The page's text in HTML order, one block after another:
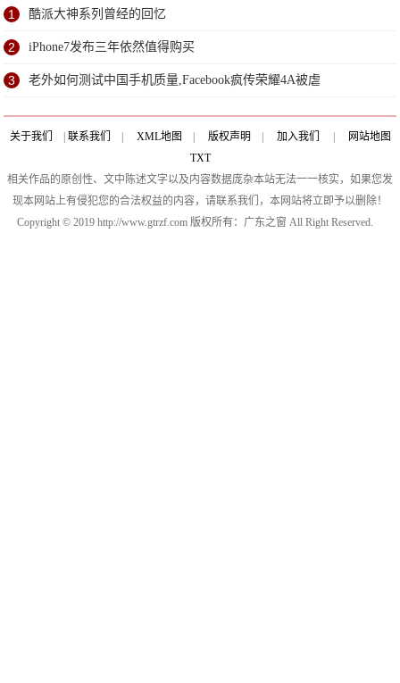
1 酷派大神系列曾经的回忆
2 iPhone7发布三年依然值得购买
3 老外如何测试中国手机质量,Facebook疯传荣耀4A被虐
关于我们 | 联系我们 | XML地图 | 版权声明 | 加入我们 |
网站地图
TXT
相关作品的原创性、文中陈述文字以及内容数据庞杂本站无法一一核实，如果您发
现本网站上有侵犯您的合法权益的内容，请联系我们，本网站将立即予以删除！
Copyright © 2019 http://www.gtrzf.com 版权所有：广东之窗 All Right Reserved.